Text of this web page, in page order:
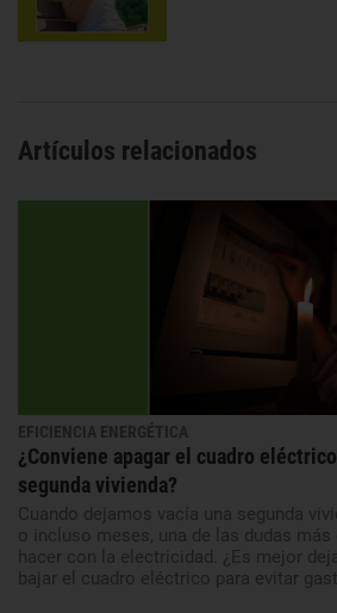
Artículos relacionados
EFICIENCIA ENERGÉTICA
¿Conviene apagar el cuadro
segunda vivienda?
Cuando dejamos vacía una segunda
o incluso meses, una de las dudas
hacer con la electricidad. ¿Es mejor
bajar el cuadro eléctrico para evitar